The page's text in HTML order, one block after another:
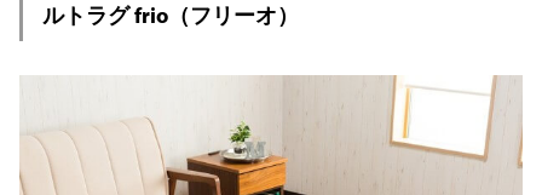
ルトラグ frio（フリーオ）